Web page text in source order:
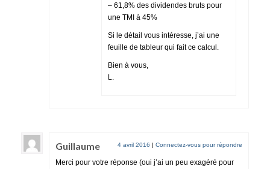
– 61,8% des dividendes bruts pour
une TMI à 45%
Si le détail vous intéresse, j’ai une
feuille de tableur qui fait ce calcul.
Bien à vous,
L.
Guillaume 4 avril 2016 | Connectez-vous pour répondre
Merci pour votre réponse (oui j’ai un peu exagéré pour